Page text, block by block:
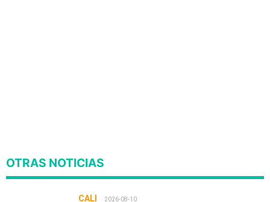
OTRAS NOTICIAS
CALI 2026-08-10